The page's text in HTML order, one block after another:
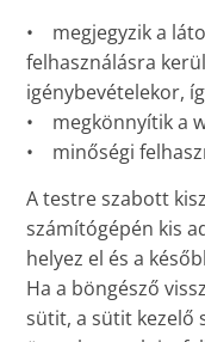
• megjegyzik a
felhasználásra
igénybevételekor,
• megkönnyítik a
• minőségi
A testre szabott
számítógépén kis
helyez el és a
Ha a böngésző
sütit, a sütit kezelő